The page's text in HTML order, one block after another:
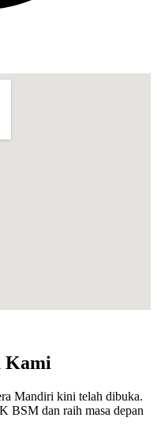
Kami
Mandiri kini telah dibuka.
BSM dan raih masa depan